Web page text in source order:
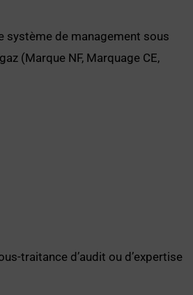
système de management sous
(Marque NF, Marquage CE,
traitance d’audit ou d’expertise